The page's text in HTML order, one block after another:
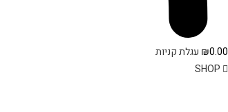
₪0.00
עגלת קניות
SHOP